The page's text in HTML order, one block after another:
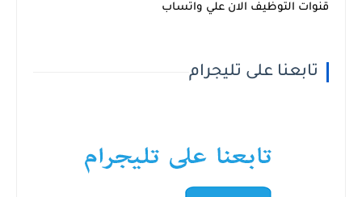
قنوات التوظيف الان علي واتساب
تابعنا على تليجرام